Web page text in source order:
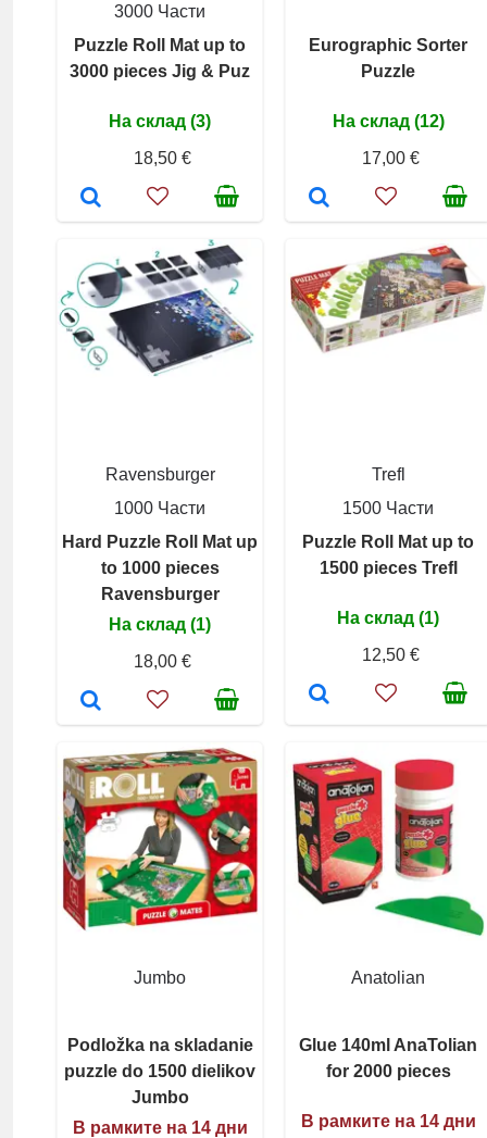
3000 Части
Puzzle Roll Mat up to
3000 pieces Jig & Puz
На склад (3)
18,50 €
Eurographic Sorter
Puzzle
На склад (12)
17,00 €
Ravensburger
1000 Части
Hard Puzzle Roll Mat up
to 1000 pieces
Ravensburger
На склад (1)
18,00 €
Trefl
1500 Части
Puzzle Roll Mat up to
1500 pieces Trefl
На склад (1)
12,50 €
Jumbo
Podložka na skladanie
puzzle do 1500 dielikov
Jumbo
В рамките на 14 дни
Anatolian
Glue 140ml AnaTolian
for 2000 pieces
В рамките на 14 дни